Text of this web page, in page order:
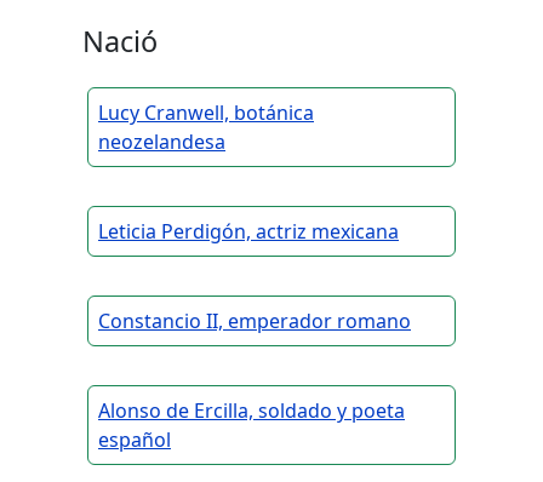
Nació
Lucy Cranwell, botánica
neozelandesa
Leticia Perdigón, actriz mexicana
Constancio II, emperador romano
Alonso de Ercilla, soldado y poeta
español